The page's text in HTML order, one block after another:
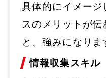
具体的にイメー
スのメリットが
と、強みになりま
情報収集スキル